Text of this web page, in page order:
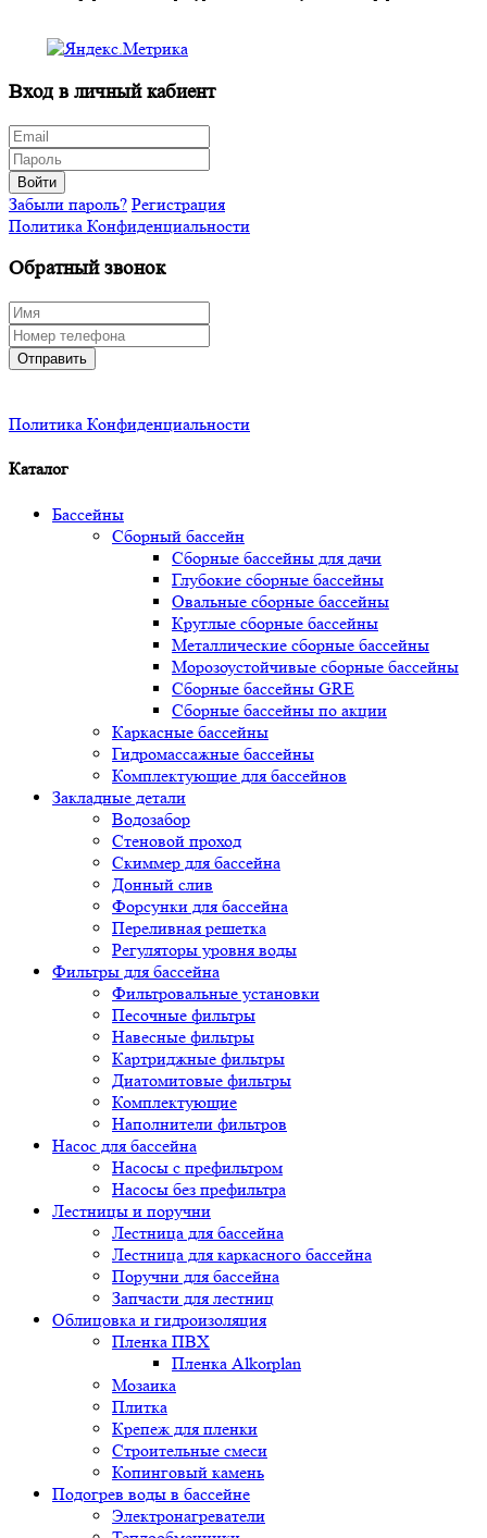
Вход в личный кабиент
Войти
Забыли пароль? Регистрация
Политика Конфиденциальности
Обратный звонок
Отправить
Политика Конфиденциальности
Каталог
Бассейны
Сборный бассейн
Сборные бассейны для дачи
Глубокие сборные бассейны
Овальные сборные бассейны
Круглые сборные бассейны
Металлические сборные бассейны
Морозоустойчивые сборные бассейны
Сборные бассейны GRE
Сборные бассейны по акции
Каркасные бассейны
Гидромассажные бассейны
Комплектующие для бассейнов
Закладные детали
Водозабор
Стеновой проход
Скиммер для бассейна
Донный слив
Форсунки для бассейна
Переливная решетка
Регуляторы уровня воды
Фильтры для бассейна
Фильтровальные установки
Песочные фильтры
Навесные фильтры
Картриджные фильтры
Диатомитовые фильтры
Комплектующие
Наполнители фильтров
Насос для бассейна
Насосы с префильтром
Насосы без префильтра
Лестницы и поручни
Лестница для бассейна
Лестница для каркасного бассейна
Поручни для бассейна
Запчасти для лестниц
Облицовка и гидроизоляция
Пленка ПВХ
Пленка Alkorplan
Мозаика
Плитка
Крепеж для пленки
Строительные смеси
Копинговый камень
Подогрев воды в бассейне
Электронагреватели